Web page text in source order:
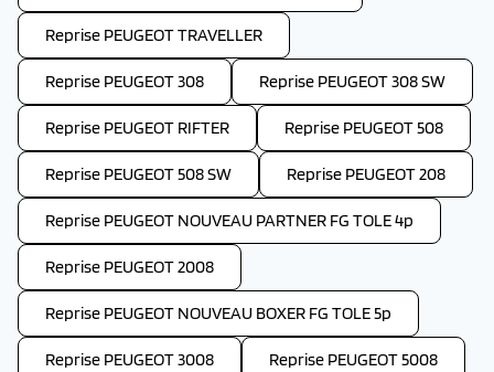
Reprise PEUGEOT TRAVELLER
Reprise PEUGEOT 308 Reprise PEUGEOT 308 SW
Reprise PEUGEOT RIFTER Reprise PEUGEOT 508
Reprise PEUGEOT 508 SW Reprise PEUGEOT 208
Reprise PEUGEOT NOUVEAU PARTNER FG TOLE 4p
Reprise PEUGEOT 2008
Reprise PEUGEOT NOUVEAU BOXER FG TOLE 5p
Reprise PEUGEOT 3008 Reprise PEUGEOT 5008